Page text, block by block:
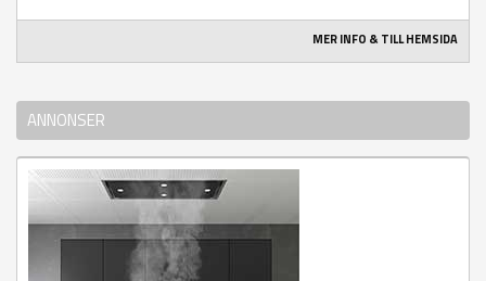
MER INFO & TILL HEMSIDA
ANNONSER